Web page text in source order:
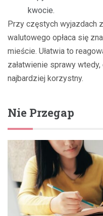
kwocie.
Przy częstych wyjazdach
walutowego opłaca się
mieście. Ułatwia to
załatwienie sprawy
najbardziej korzystny.
Nie Przegap